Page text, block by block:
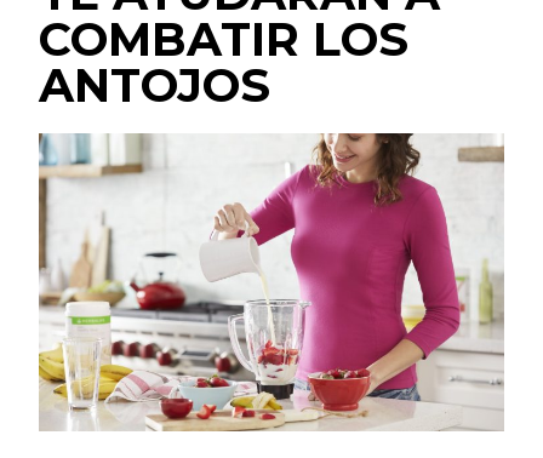
COMBATIR LOS
ANTOJOS